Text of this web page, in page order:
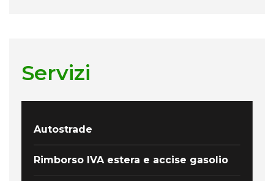
Servizi
Autostrade
Rimborso IVA estera e accise gasolio